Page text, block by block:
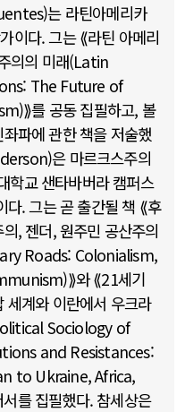
는 라틴아메리카
이다. 그는 ⟪라틴 아메리
의의 미래(Latin
The Future of
를 공동 집필하고, 볼
파에 관한 책을 저술했
은 마르크스주의
학교 샌타바버라 캠퍼스
다. 그는 곧 출간될 책 ⟪후
, 젠더, 원주민 공산주의
Roads: Colonialism,
와 ⟪21세기
세계와 이란에서 우크라
Sociology of
and Resistances:
to Ukraine, Africa,
를 집필했다. 참세상은